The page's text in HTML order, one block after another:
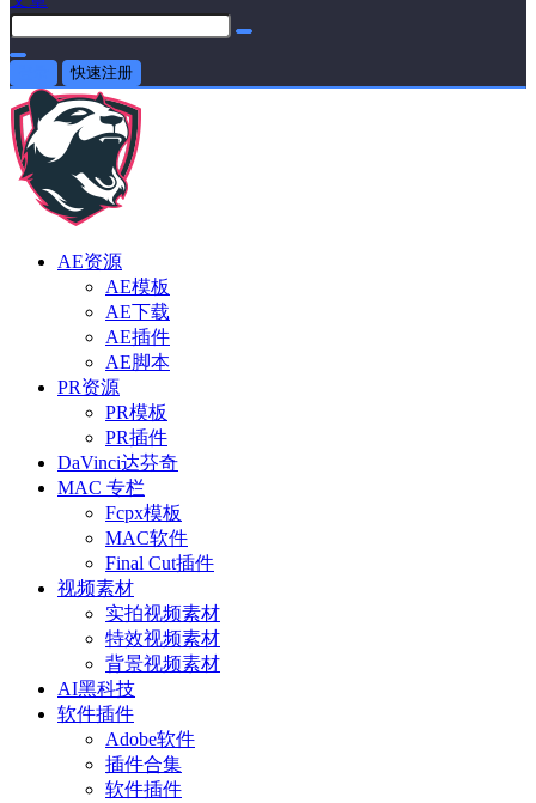
快速注册
AE资源
AE模板
AE下载
AE插件
AE脚本
PR资源
PR模板
PR插件
DaVinci达芬奇
MAC 专栏
Fcpx模板
MAC软件
Final Cut插件
视频素材
实拍视频素材
特效视频素材
背景视频素材
AI黑科技
软件插件
Adobe软件
插件合集
软件插件